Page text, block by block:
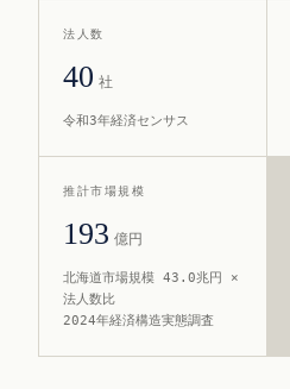
法人数
40 社
令和3年経済センサス
推計市場規模
193 億円
北海道市場規模 43.0兆円 ×
法人数比
2024年経済構造実態調査